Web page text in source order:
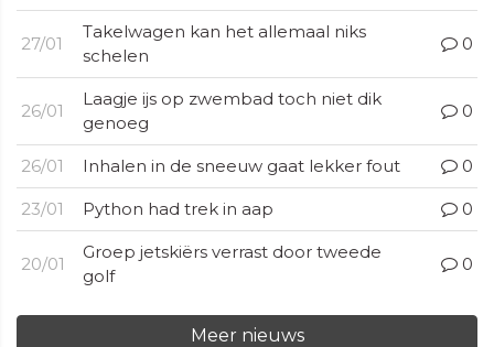
27/01
Takelwagen kan het allemaal niks
schelen
0
26/01
Laagje ijs op zwembad toch niet dik
genoeg
0
26/01 Inhalen in de sneeuw gaat lekker fout 0
23/01 Python had trek in aap 0
20/01
Groep jetskiërs verrast door tweede
golf
0
Meer nieuws